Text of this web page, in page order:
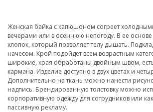
Женская байка с капюшоном согреет
вечерами или в осеннюю непогоду. В ее
хлопок, который позволяет телу дышать.
начесом. Крой подойдет всем возрастным
широкие, края обработаны двойным швом,
кармана. Изделие доступно в двух цветах и
Дополнительно на ткань можно нанести
надпись. Брендированную толстовку можно
корпоративную одежду для сотрудников или
пассивную рекламу.